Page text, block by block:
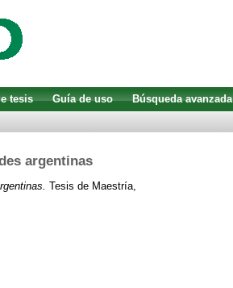
tesis Guía de uso
Búsqueda avanzada
argentinas
Tesis de Maestría,